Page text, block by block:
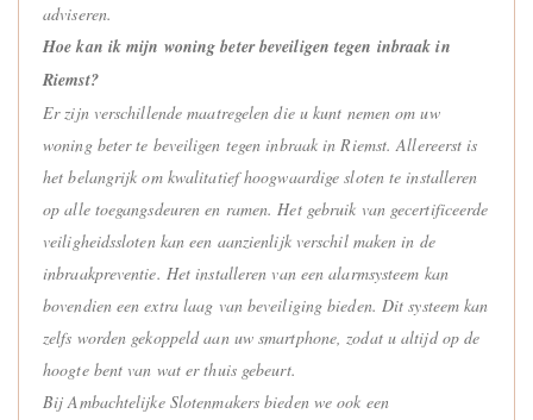
adviseren.
Hoe kan ik mijn woning beter beveiligen tegen inbraak in
Riemst?
Er zijn verschillende maatregelen die u kunt nemen om uw
woning beter te beveiligen tegen inbraak in Riemst. Allereerst is
het belangrijk om kwalitatief hoogwaardige sloten te installeren
op alle toegangsdeuren en ramen. Het gebruik van gecertificeerde
veiligheidssloten kan een aanzienlijk verschil maken in de
inbraakpreventie. Het installeren van een alarmsysteem kan
bovendien een extra laag van beveiliging bieden. Dit systeem kan
zelfs worden gekoppeld aan uw smartphone, zodat u altijd op de
hoogte bent van wat er thuis gebeurt.
Bij Ambachtelijke Slotenmakers bieden we ook een